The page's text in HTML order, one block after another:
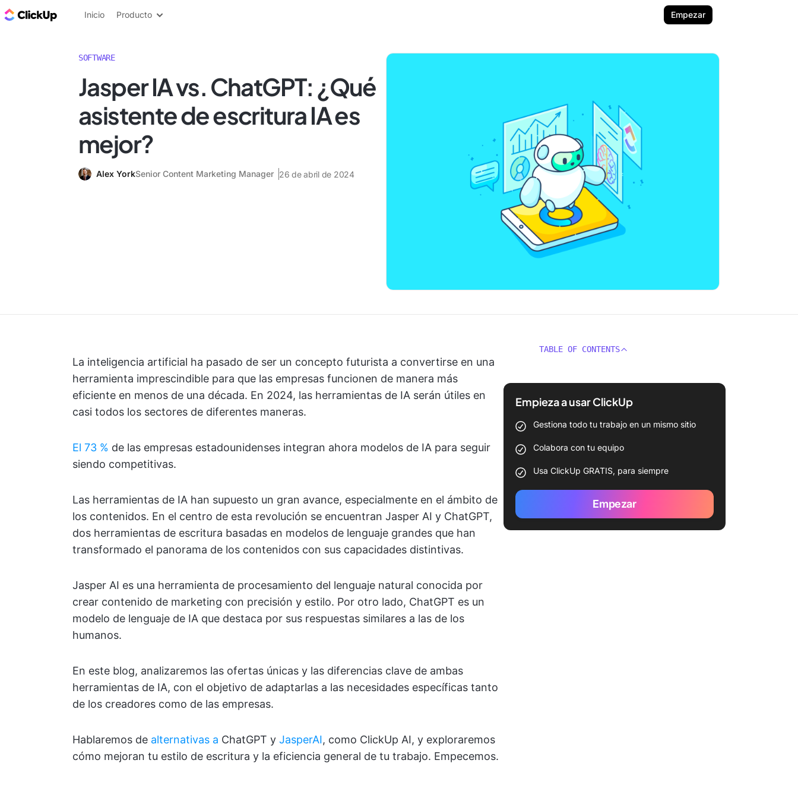
ClickUp Blog
Inicio Producto Empezar
SOFTWARE
Jasper IA vs. ChatGPT: ¿Qué
asistente de escritura IA es
mejor?
Alex YorkSenior Content Marketing Manager 26 de abril de 2024
La inteligencia artificial ha pasado de ser un concepto futurista a convertirse en una
herramienta imprescindible para que las empresas funcionen de manera más
eficiente en menos de una década. En 2024, las herramientas de IA serán útiles en
casi todos los sectores de diferentes maneras.
El 73 % de las empresas estadounidenses integran ahora modelos de IA para seguir
siendo competitivas.
Las herramientas de IA han supuesto un gran avance, especialmente en el ámbito de
los contenidos. En el centro de esta revolución se encuentran Jasper AI y ChatGPT,
dos herramientas de escritura basadas en modelos de lenguaje grandes que han
transformado el panorama de los contenidos con sus capacidades distintivas.
Jasper AI es una herramienta de procesamiento del lenguaje natural conocida por
crear contenido de marketing con precisión y estilo. Por otro lado, ChatGPT es un
modelo de lenguaje de IA que destaca por sus respuestas similares a las de los
humanos.
En este blog, analizaremos las ofertas únicas y las diferencias clave de ambas
herramientas de IA, con el objetivo de adaptarlas a las necesidades específicas tanto
de los creadores como de las empresas.
Hablaremos de alternativas a ChatGPT y JasperAI, como ClickUp AI, y exploraremos
cómo mejoran tu estilo de escritura y la eficiencia general de tu trabajo. Empecemos.
TABLE OF CONTENTS
Empieza a usar ClickUp
Gestiona todo tu trabajo en un mismo sitio
Colabora con tu equipo
Usa ClickUp GRATIS, para siempre
Empezar